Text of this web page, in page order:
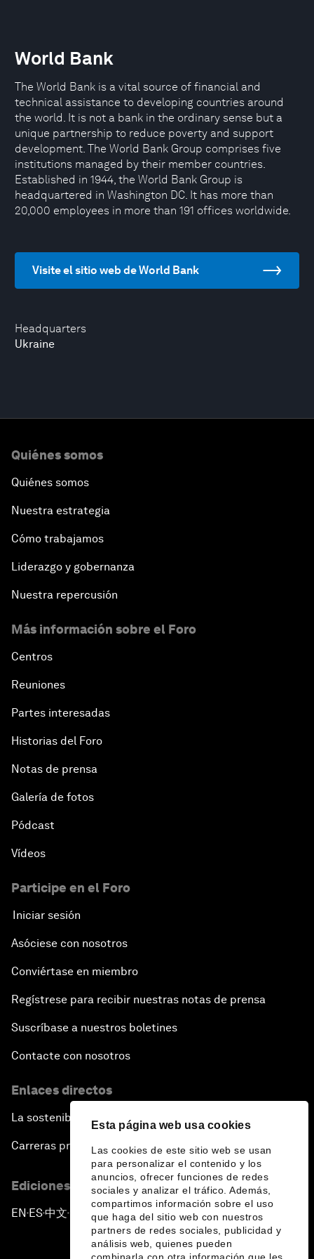
Esta página web usa cookies
Las cookies de este sitio web se usan
para personalizar el contenido y los
anuncios, ofrecer funciones de redes
sociales y analizar el tráfico. Además,
compartimos información sobre el uso
que haga del sitio web con nuestros
partners de redes sociales, publicidad y
análisis web, quienes pueden
Headquarters
Ukraine
World Bank
The World Bank is a vital source of financial and
technical assistance to developing countries around
the world. It is not a bank in the ordinary sense but a
unique partnership to reduce poverty and support
development. The World Bank Group comprises five
institutions managed by their member countries.
Established in 1944, the World Bank Group is
headquartered in Washington DC. It has more than
20,000 employees in more than 191 offices worldwide.
Visite el sitio web de World Bank
Quiénes somos
Quiénes somos
Nuestra estrategia
Cómo trabajamos
Liderazgo y gobernanza
Nuestra repercusión
Más información sobre el Foro
Centros
Reuniones
Partes interesadas
Historias del Foro
Notas de prensa
Galería de fotos
Pódcast
Vídeos
Participe en el Foro
Iniciar sesión
Asóciese con nosotros
Conviértase en miembro
Regístrese para recibir nuestras notas de prensa
Suscríbase a nuestros boletines
Contacte con nosotros
Enlaces directos
La sostenibilidad en el Foro
Carreras profesionales
Ediciones en otros idiomas
EN ▪ES▪中文▪ 日本語